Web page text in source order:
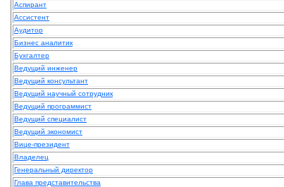
Аспирант
Ассистент
Аудитор
Бизнес аналитик
Бухгалтер
Ведущий инженер
Ведущий консультант
Ведущий научный сотрудник
Ведущий программист
Ведущий специалист
Ведущий экономист
Вице-президент
Владелец
Генеральный директор
Глава представительства